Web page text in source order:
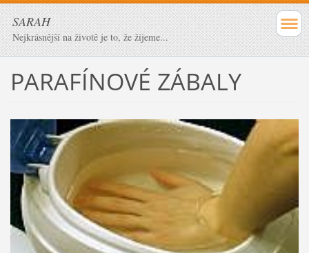
SARAH
Nejkrásnější na životě je to, že žijeme...
PARAFÍNOVÉ ZÁBALY